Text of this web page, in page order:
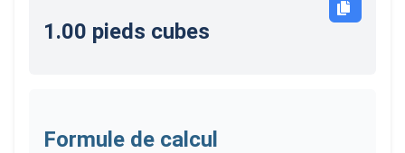
1.00 pieds cubes
Copier le
Formule de calcul